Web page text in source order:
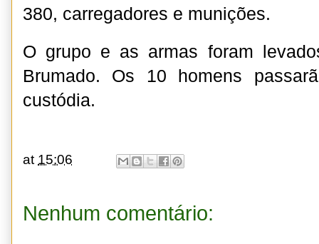
380, carregadores e munições.
O grupo e as armas foram
Brumado. Os 10 homens
custódia.
at 15:06
Nenhum comentário: